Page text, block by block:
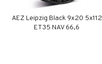
AEZ Leipzig Black 9x20 5x112
ET35 NAV 66,6